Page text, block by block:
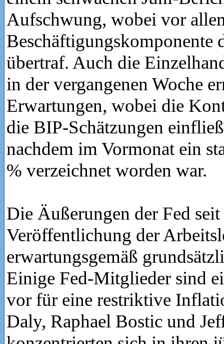
Aufschwung, wobei vor
Beschäftigungskomponente
übertraf. Auch die
in der vergangenen Woche
Erwartungen, wobei die
die BIP-Schätzungen
nachdem im Vormonat ein
% verzeichnet worden war.
Die Äußerungen der Fed seit
Veröffentlichung der
erwartungsgemäß
Einige Fed-Mitglieder sind
vor für eine restriktive
Daly, Raphael Bostic und